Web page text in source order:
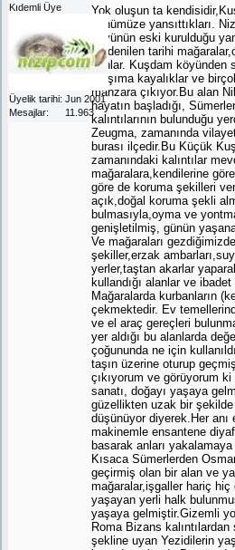
Kıdemli Üye
Üyelik tarihi Jun 2001
Mesajlar
11.963
Yok oluşun ta
günümüze yansıttıkları.
köyünün eski kurulduğu
de denilen tarihi
bunlar. Kuşdam köyünden
karşıma kayalıklar ve
manzara çıkıyor.Bu alan
hayatın başladığı,
kalıntılarının bulunduğu
Zeugma, zamanında
burası ilçedir.Bu Küçük
zamanındaki kalıntılar
mağaralara,kendilerine
göre de koruma şekilleri
açık,doğal koruma şekli
bulmasıyla,oyma ve
genişletilmiş, günün
Ve mağaraları
şekiller,erzak
yerler,taştan akarlar
kullandığı alanlar ve
Mağaralarda kurbanların
çekmektedir. Ev
ve el araç gereçleri
yer aldığı bu alanlarda
çoğununda ne için
taşın üzerine oturup
çıkıyorum ve görüyorum
sanatı, doğayı yaşaya
güzellikten uzak bir
düşünüyor diyerek.Her
makinemle ensantene
basarak anları yakalamaya
Kısaca Sümerlerden
geçirmiş olan bir alan ve
mağaralar,işgaller hariç hiç
yaşayan yerli halk
yaşaya gelmiştir.Gizemli
Roma Bizans
şekline uyan Yezidilerin